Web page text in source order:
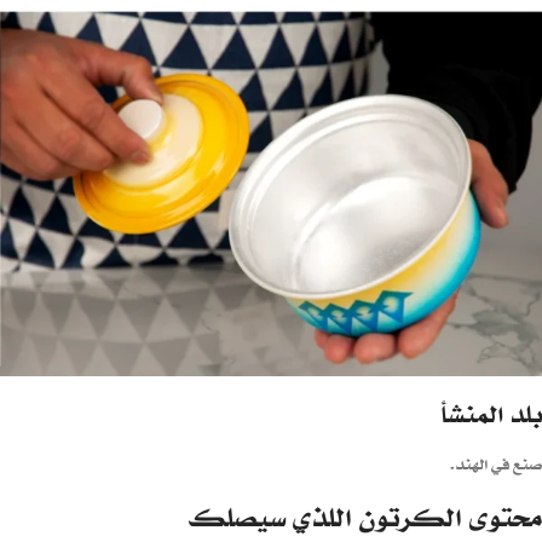
بلد المنشأ
صنع في الهند.
محتوى الكرتون اللذي سيصلك